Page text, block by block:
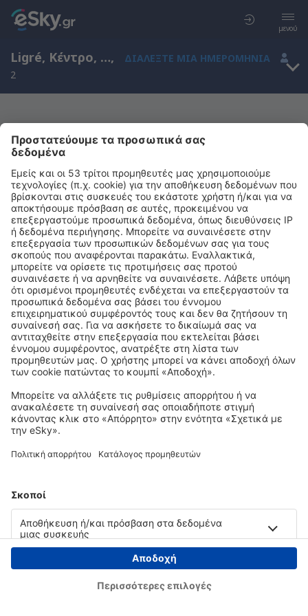
μενού
Ligré, Κέντρο, Γαλλία,
ΔΙΑΛΈΞΤΕ ΜΙΑ ΗΜΕΡΟΜΗΝΊΑ
2
Μας συγχωρείτε, δεν υπάρχουν
αποτελέσματα για την αναζήτησή σας
Προσπαθήστε να κάνετε αναζήτηση με διαφορετικά κριτήρια
Copyright © eSky.gr. Με την επιφύλαξη παντός νομίμου δικαιώματος.